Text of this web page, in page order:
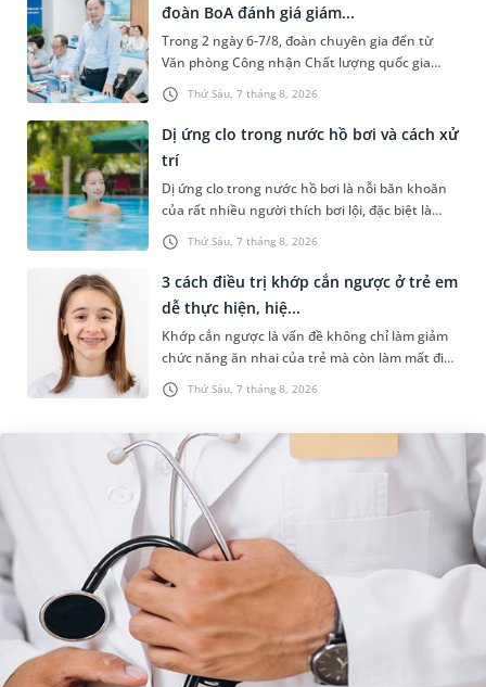
Thứ Sáu, 7 tháng 8, 2026
đoàn BoA đánh giá giám...
Trong 2 ngày 6-7/8, đoàn chuyên gia đến từ
Văn phòng Công nhận Chất lượng quốc gia
(BoA) đã ghi nhận và đánh giá cao nỗ lực duy trì
hệ thống quản lý chất lượ...
Thứ Sáu, 7 tháng 8, 2026
Dị ứng clo trong nước hồ bơi và cách xử
trí
Dị ứng clo trong nước hồ bơi là nỗi băn khoăn
của rất nhiều người thích bơi lội, đặc biệt là
những trường hợp thường xuyên bơi ở những
hồ bơi nhân tạo. Bài v...
Thứ Sáu, 7 tháng 8, 2026
3 cách điều trị khớp cắn ngược ở trẻ em
dễ thực hiện, hiệ...
Khớp cắn ngược là vấn đề không chỉ làm giảm
chức năng ăn nhai của trẻ mà còn làm mất đi
sự cân đối của khuôn mặt. Do đó, cần khắc
phục sớm tình trạng này để...